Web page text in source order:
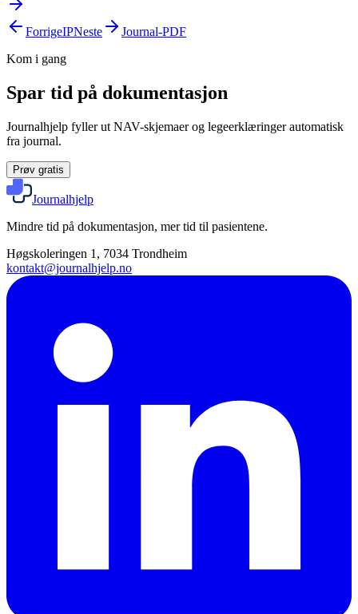
ForrigeIPNeste
Journal-PDF
Kom i gang
Spar tid på dokumentasjon
Journalhjelp fyller ut NAV-skjemaer og legeerklæringer automatisk
fra journal.
Prøv gratis
Journalhjelp
Mindre tid på dokumentasjon, mer tid til pasientene.
Høgskoleringen 1, 7034 Trondheim
kontakt@journalhjelp.no